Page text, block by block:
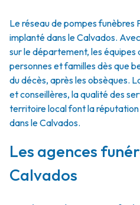
Le réseau de pompes funèbres
implanté dans le Calvados.
sur le département, les
personnes et familles dès que
du décès, après les obsèques.
et conseillères, la qualité des
territoire local font la
dans le Calvados.
Les agences
Calvados